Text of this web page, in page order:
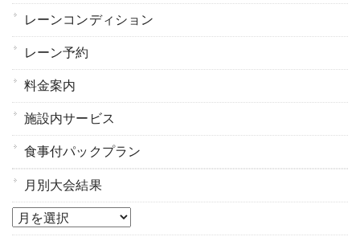
レーンコンディション
レーン予約
料金案内
施設内サービス
食事付パックプラン
月別大会結果
月